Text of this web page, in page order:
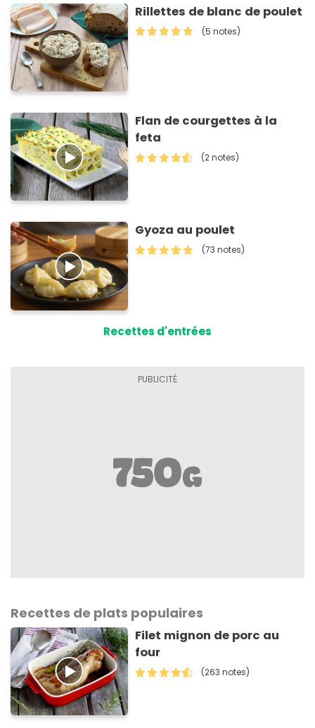
Rillettes de blanc de poulet
(5 notes)
Flan de courgettes à la
feta
(2 notes)
Gyoza au poulet
(73 notes)
Recettes d'entrées
Recettes de plats populaires
Filet mignon de porc au
four
(263 notes)